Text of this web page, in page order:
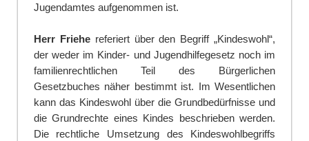
Jugendamtes aufgenommen ist.
Herr Friehe referiert über den Begriff „Kindeswohl“,
der weder im Kinder- und Jugendhilfegesetz noch im
familienrechtlichen Teil des Bürgerlichen
Gesetzbuches näher bestimmt ist. Im Wesentlichen
kann das Kindeswohl über die Grundbedürfnisse und
die Grundrechte eines Kindes beschrieben werden.
Die rechtliche Umsetzung des Kindeswohlbegriffs